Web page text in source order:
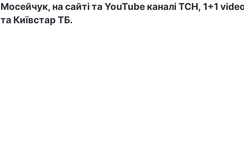
Мосейчук, на сайті та YouTube каналі ТСН, 1+1
та Київстар ТБ.